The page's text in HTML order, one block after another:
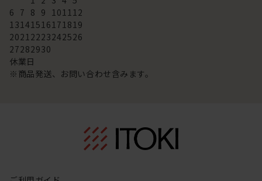
6 7 8 9 101112
13141516171819
20212223242526
27282930
休業日
※商品発送、お問い合わせ含みます。